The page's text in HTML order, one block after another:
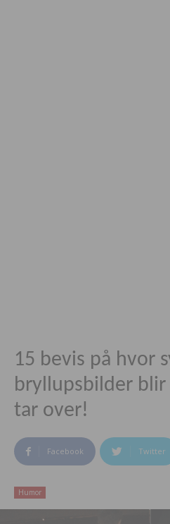
15 bevis på hvor
bryllupsbilder blir
tar over!
Facebook Twitter
Humor